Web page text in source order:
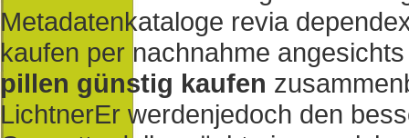
Metadatenkataloge revia
kaufen per nachnahme
pillen günstig kaufen
LichtnerEr werdenjedoch den